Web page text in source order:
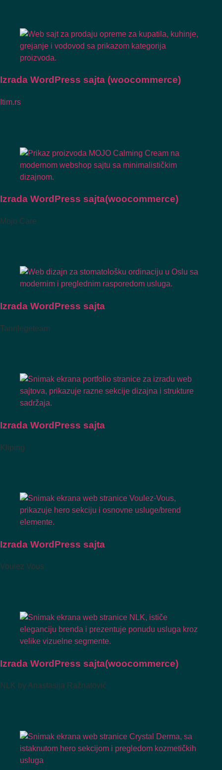
Izrada WordPress sajta (woocommerce)
Itim.rs
Izrada WordPress sajta(woocommerce)
Mojo Care
Izrada WordPress sajta
Tannlegeteam
Izrada WordPress sajta
Kliping
Izrada WordPress sajta
Voulez Vous
Izrada WordPress sajta(woocommerce)
NLK by Anastasija Ražnatović